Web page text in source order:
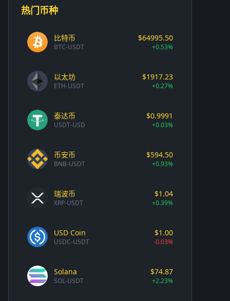
热门币种
比特币
BTC-USDT
$64995.50
+0.53%
以太坊
ETH-USDT
$1917.23
+0.27%
泰达币
USDT-USD
$0.9991
+0.03%
币安币
BNB-USDT
$594.50
+0.93%
瑞波币
XRP-USDT
$1.04
+0.39%
USD Coin
USDC-USDT
$1.00
-0.03%
Solana
SOL-USDT
$74.87
+2.23%